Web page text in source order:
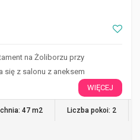
na Żoliborzu przy
się z salonu z aneksem
WIĘCEJ
47 m2 Liczba pokoi: 2